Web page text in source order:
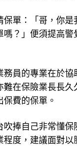
單：「哥，你
？」便須提高
員的專業在於
在保險業長長
費的保單。
捧自己非常懂
度，建議面對